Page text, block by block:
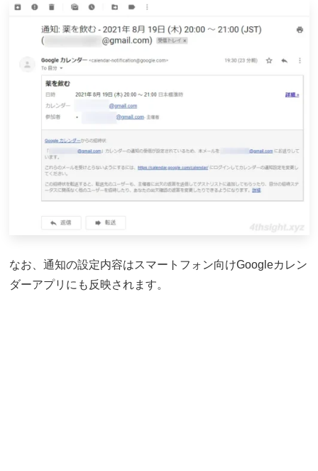
なお、通知の設定内容はスマートフォン向けGoogleカレン
ダーアプリにも反映されます。